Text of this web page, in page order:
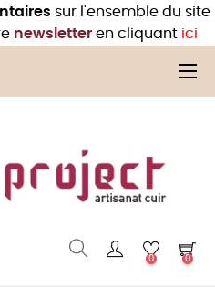
sur l'ensemble du site
newsletter en cliquant ici
☰
0 0